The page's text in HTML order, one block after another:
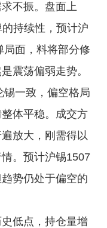
不振。盘面上
持续性，预计沪
面，料将部分修
震荡偏弱走势。
一致，偏空格局
体平稳。成交方
放大，刚需得以
。预计沪锡1507
势仍处于偏空的
低点，持仓量增